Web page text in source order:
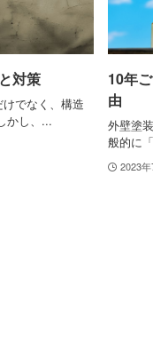
対策
でなく、構造
かし、...
10年
由
外壁塗
般的に
2023